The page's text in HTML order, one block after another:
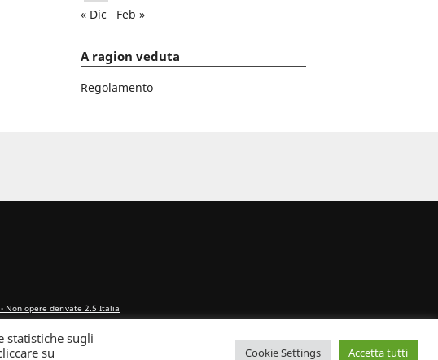
« Dic
Feb »
A ragion veduta
Regolamento
Non opere derivate 2.5 Italia
statistiche sugli
su
Cookie Settings Accetta tutti